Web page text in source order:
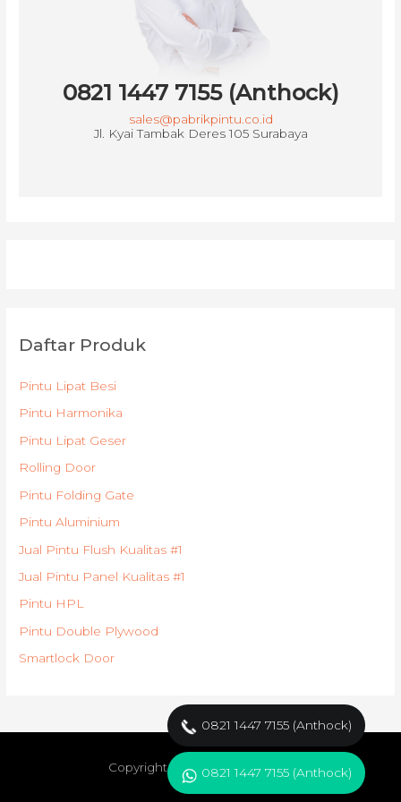
0821 1447 7155 (Anthock)
sales@pabrikpintu.co.id
Jl. Kyai Tambak Deres 105 Surabaya
0821 1447 7155 (Anthock)
0821 1447 7155 (Anthock)
Daftar Produk
Pintu Lipat Besi
Pintu Harmonika
Pintu Lipat Geser
Rolling Door
Pintu Folding Gate
Pintu Aluminium
Jual Pintu Flush Kualitas #1
Jual Pintu Panel Kualitas #1
Pintu HPL
Pintu Double Plywood
Smartlock Door
Copyright © 2021Pabrik Pintu